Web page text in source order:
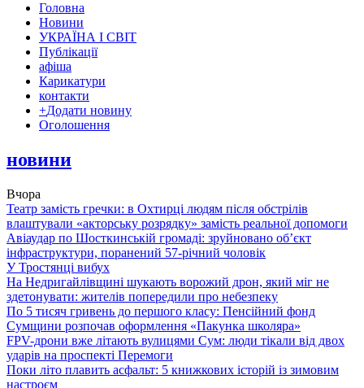
Головна
Новини
УКРАЇНА І СВІТ
Публікації
афіша
Карикатури
контакти
+Додати новину
Оголошення
новини
Вчора
Театр замість гречки: в Охтирці людям після обстрілів
влаштували «акторську розрядку» замість реальної допомоги
Авіаудар по Шосткинській громаді: зруйновано об’єкт
інфраструктури, поранений 57-річний чоловік
У Тростянці вибух
На Недригайлівщині шукають ворожий дрон, який міг не
здетонувати: жителів попередили про небезпеку
По 5 тисяч гривень до першого класу: Пенсійний фонд
Сумщини розпочав оформлення «Пакунка школяра»
FPV-дрони вже літають вулицями Сум: люди тікали від двох
ударів на проспекті Перемоги
Поки літо плавить асфальт: 5 книжкових історій із зимовим
настроєм